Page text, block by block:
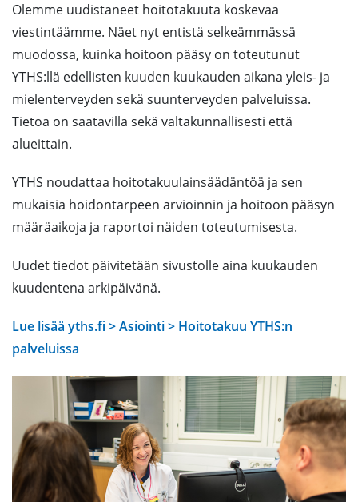
Olemme uudistaneet hoitotakuuta koskevaa
viestintäämme. Näet nyt entistä selkeämmässä
muodossa, kuinka hoitoon pääsy on toteutunut
YTHS:llä edellisten kuuden kuukauden aikana yleis- ja
mielenterveyden sekä suunterveyden palveluissa.
Tietoa on saatavilla sekä valtakunnallisesti että
alueittain.
YTHS noudattaa hoitotakuulainsäädäntöä ja sen
mukaisia hoidontarpeen arvioinnin ja hoitoon pääsyn
määräaikoja ja raportoi näiden toteutumisesta.
Uudet tiedot päivitetään sivustolle aina kuukauden
kuudentena arkipäivänä.
Lue lisää yths.fi > Asiointi > Hoitotakuu YTHS:n
palveluissa